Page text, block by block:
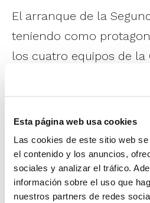
Esta página web usa cookies
Las cookies de este sitio web
el contenido y los anuncios,
sociales y analizar el tráfico.
información sobre el uso que
nuestros partners de redes
El arranque de la
teniendo como
los cuatro equipos de la
Valenciana, que
Club Esportiu Bàsquet
Sorlí Benicarlóy
lideran la liga en el
ser los tres únicos